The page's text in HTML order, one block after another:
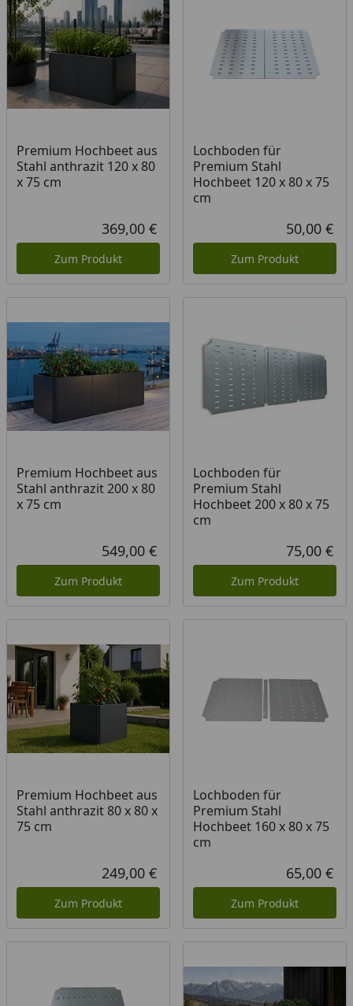
Premium Hochbeet aus
Stahl anthrazit 120 x 80
x 75 cm
Aktueller Preis
369,00 €
Zum Produkt
Lochboden für
Premium Stahl
Hochbeet 120 x 80 x 75
cm
50,00 €
Zum Produkt
Premium Hochbeet aus
Stahl anthrazit 200 x 80
x 75 cm
Aktueller Preis
549,00 €
Zum Produkt
Lochboden für
Premium Stahl
Hochbeet 200 x 80 x 75
cm
75,00 €
Zum Produkt
Premium Hochbeet aus
Stahl anthrazit 80 x 80 x
75 cm
Aktueller Preis
249,00 €
Zum Produkt
Lochboden für
Premium Stahl
Hochbeet 160 x 80 x 75
cm
65,00 €
Zum Produkt